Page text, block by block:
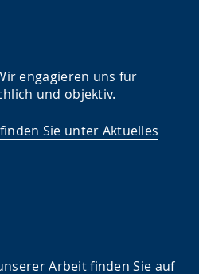
engagieren uns für
und objektiv.
Sie unter Aktuelles
Arbeit finden Sie auf